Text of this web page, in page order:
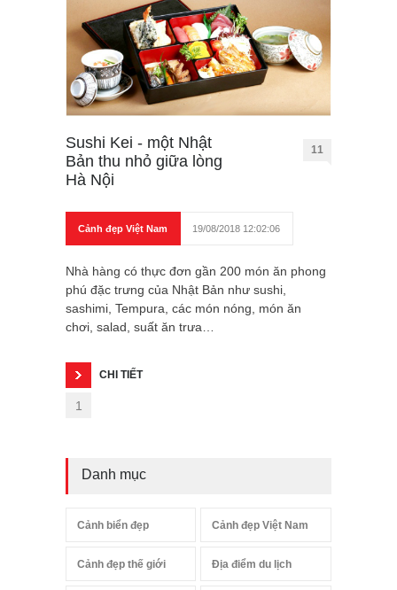
Sushi Kei - một Nhật
Bản thu nhỏ giữa lòng
Hà Nội
11
Cảnh đẹp Việt Nam 19/08/2018 12:02:06
Nhà hàng có thực đơn gần 200 món ăn phong
phú đặc trưng của Nhật Bản như sushi,
sashimi, Tempura, các món nóng, món ăn
chơi, salad, suất ăn trưa…
CHI TIẾT
1
Danh mục
Cảnh biển đẹp Cảnh đẹp Việt Nam
Cảnh đẹp thế giới Địa điểm du lịch